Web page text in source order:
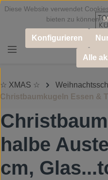
Zum Hauptinhalt springen
☆ XMAS ☆
Christbaumkugeln Essen &
halbe
cm,
Diese Website verwendet
bieten zu können.
Konfigurieren
Alle